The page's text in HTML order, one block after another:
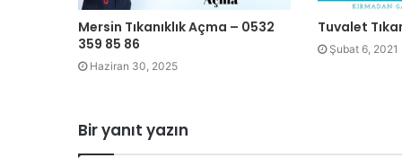
Mersin Tıkanıklık Açma – 0532
359 85 86
Haziran 30, 2025
Tuvalet
Şubat 6, 2021
Bir yanıt yazın